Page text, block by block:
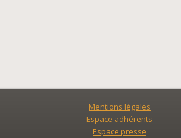
Mentions légales
Espace adhérents
Espace presse